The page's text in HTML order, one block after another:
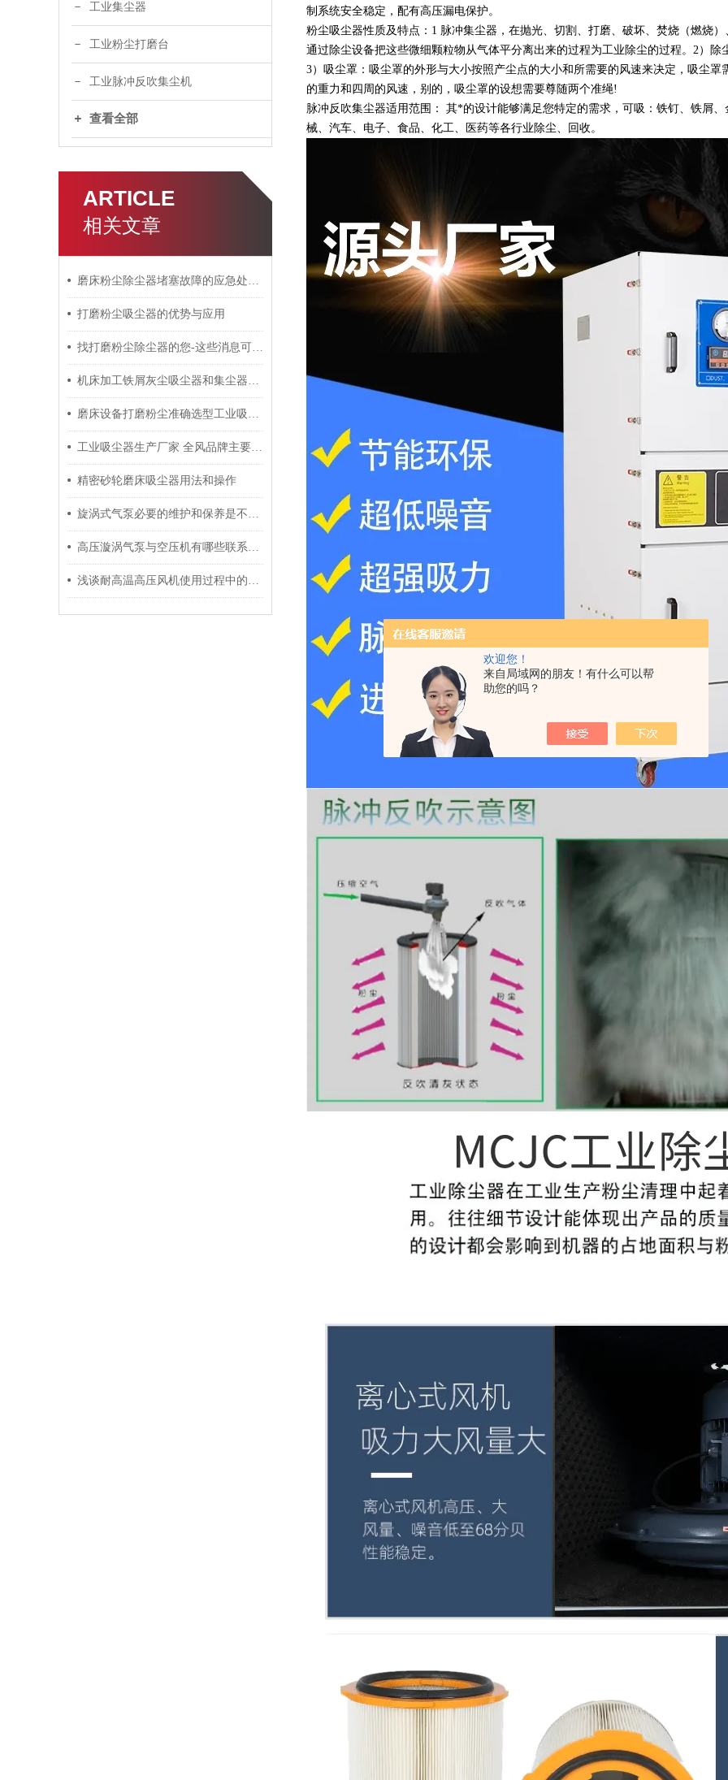
欢迎您！
来自局域网的朋友！有什么可以帮
助您的吗？
工业集尘器
工业粉尘打磨台
工业脉冲反吹集尘机
查看全部
ARTICLE
相关文章
磨床粉尘除尘器堵塞故障的应急处理与预防措施
打磨粉尘吸尘器的优势与应用
找打磨粉尘除尘器的您-这些消息可以了解一下
机床加工铁屑灰尘吸尘器和集尘器的区别
磨床设备打磨粉尘准确选型工业吸尘器工业集尘器参数和外型尺寸
工业吸尘器生产厂家 全风品牌主要生产工业吸尘器
精密砂轮磨床吸尘器用法和操作
旋涡式气泵必要的维护和保养是不可少的
高压漩涡气泵与空压机有哪些联系，能通用吗
浅谈耐高温高压风机使用过程中的注意事项
制系统安全稳定，配有高压漏电保护。
粉尘吸尘器性质及特点：1 脉冲集尘器，在抛光、切割、打磨、破坏、焚烧（燃烧
通过除尘设备把这些微细颗粒物从气体平分离出来的过程为工业除尘的过程。2）
3）吸尘罩：吸尘罩的外形与大小按照产尘点的大小和所需要的风速来决定，吸尘
的重力和四周的风速，别的，吸尘罩的设想需要尊随两个准绳!
脉冲反吹集尘器适用范围： 其*的设计能够满足您特定的需求，可吸：铁钉、铁屑
械、汽车、电子、食品、化工、医药等各行业除尘、回收。